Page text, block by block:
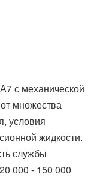
с механической
множества
условия
жидкости.
службы
000 - 150 000